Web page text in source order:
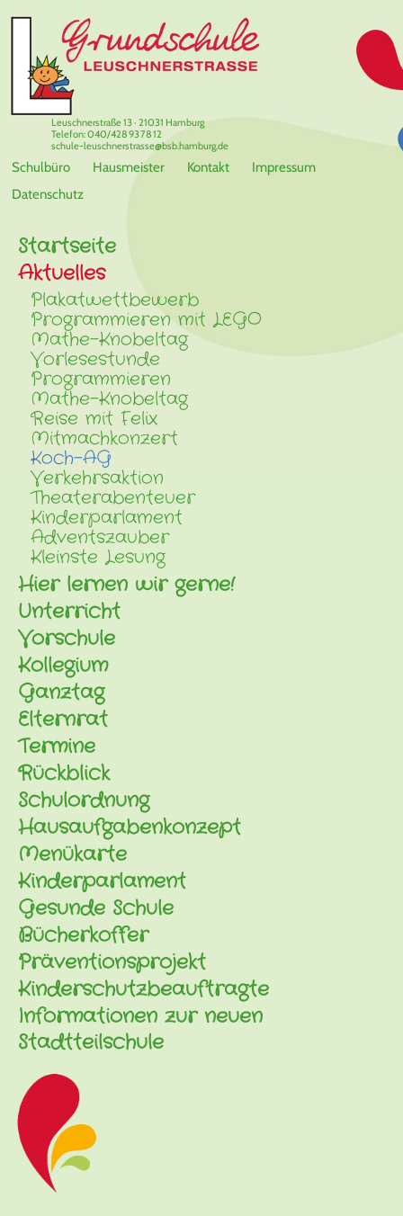
Schulbüro Hausmeister Kontakt
Impressum
Datenschutz
Leuschnerstraße 13 · 21031 Hamburg
Telefon: 040/428 93 78 12
schule-leuschnerstrasse@bsb.hamburg.de
Startseite
Aktuelles
Plakatwettbewerb
Programmieren mit LEGO
Mathe-Knobeltag
Vorlesestunde
Programmieren
Mathe-Knobeltag
Reise mit Felix
Mitmachkonzert
Koch-AG
Verkehrsaktion
Theaterabenteuer
Kinderparlament
Adventszauber
Kleinste Lesung
Hier lernen wir gerne!
Unterricht
Vorschule
Kollegium
Ganztag
Elternrat
Termine
Rückblick
Schulordnung
Hausaufgabenkonzept
Menükarte
Kinderparlament
Gesunde Schule
Bücherkoffer
Präventionsprojekt
Kinderschutzbeauftragte
Informationen zur neuen
Stadtteilschule